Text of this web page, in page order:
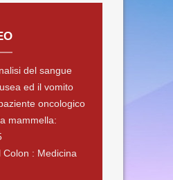
del sangue
ed il vomito
oncologico
mammella:
Colon : Medicina